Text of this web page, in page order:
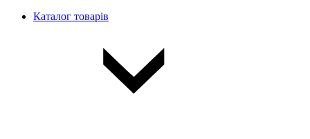
Каталог товарів